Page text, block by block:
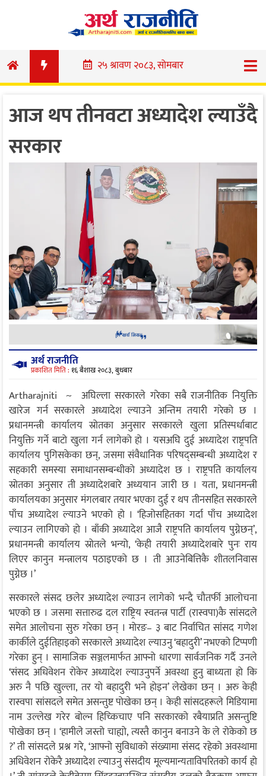
२५ श्रावण २०८३, सोमबार
आज थप तीनवटा अध्यादेश ल्याउँदै
सरकार
अर्थ राजनीति
प्रकाशित मिति : १६ बैशाख २०८३, बुधबार
Artharajniti ~ अघिल्ला सरकारले गरेका सबै राजनीतिक नियुक्ति
खारेज गर्न सरकारले अध्यादेश ल्याउने अन्तिम तयारी गरेको छ ।
प्रधानमन्त्री कार्यालय स्रोतका अनुसार सरकारले खुला प्रतिस्पर्धाबाट
नियुक्ति गर्ने बाटो खुला गर्न लागेको हो । यसअघि दुई अध्यादेश राष्ट्रपति
कार्यालय पुगिसकेका छन्, जसमा संवैधानिक परिषद्सम्बन्धी अध्यादेश र
सहकारी समस्या समाधानसम्बन्धीको अध्यादेश छ । राष्ट्रपति कार्यालय
स्रोतका अनुसार ती अध्यादेशबारे अध्ययान जारी छ । यता, प्रधानमन्त्री
कार्यालयका अनुसार मंगलबार तयार भएका दुई र थप तीनसहित सरकारले
पाँच अध्यादेश ल्याउने भएको हो । ‘हिजोसहितका गर्दा पाँच अध्यादेश
ल्याउन लागिएको हो । बाँकी अध्यादेश आजै राष्ट्रपति कार्यालय पुग्नेछन्’,
प्रधानमन्त्री कार्यालय स्रोतले भन्यो, ‘केही तयारी अध्यादेशबारे पुनः राय
लिएर कानुन मन्त्रालय पठाइएको छ । ती आउनेबित्तिकै शीतलनिवास
पुग्नेछ ।’
सरकारले संसद छलेर अध्यादेश ल्याउन लागेको भन्दै चौतर्फी आलोचना
भएको छ । जसमा सत्तारुढ दल राष्ट्रिय स्वतन्त्र पार्टी (रास्वपा)कै सांसदले
समेत आलोचना सुरु गरेका छन् । मोरङ– ३ बाट निर्वाचित सांसद गणेश
कार्कीले दुईतिहाइको सरकारले अध्यादेश ल्याउनु ‘बहादुरी’ नभएको टिप्पणी
गरेका हुन् । सामाजिक सञ्जलमार्फत आफ्नो धारणा सार्वजनिक गर्दै उनले
‘संसद अधिवेशन रोकेर अध्यादेश ल्याउनुपर्ने अवस्था हुनु बाध्यता हो कि
अरु नै पछि खुल्ला, तर यो बहादुरी भने होइन’ लेखेका छन् । अरु केही
रास्वपा सांसदले समेत असन्तुष्ट पोखेका छन् । केही सांसदहरूले मिडियामा
नाम उल्लेख गरेर बोल्न हिच्किचाए पनि सरकारको रबैयाप्रति असन्तुष्टि
पोखेका छन् । ‘हामीले जस्तो चाह्यो, त्यस्तै कानुन बनाउने के ले रोकेको छ
?’ ती सांसदले प्रश्न गरे, ‘आफ्नो सुविधाको संख्यामा संसद रहेको अवस्थामा
अधिवेशन रोकेरै अध्यादेश ल्याउनु संसदीय मूल्यमान्यताविपरितको कार्य हो